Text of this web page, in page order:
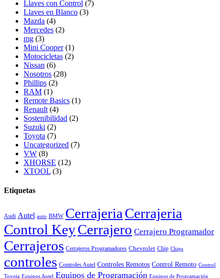
Llaves con Control (7)
Llaves en Blanco (3)
Mazda (4)
Mercedes (2)
mg (3)
Mini Cooper (1)
Motocicletas (2)
Nissan (6)
Nosotros (28)
Phillips (2)
RAM (1)
Remote Basics (1)
Renault (4)
Sostenibilidad (2)
Suzuki (2)
Toyota (7)
Uncategorized (7)
VW (8)
XHORSE (12)
XTOOL (3)
Etiquetas
Audi Autel auto BMW Cerrajeria Cerrajeria
Control KeyCerrajero Cerrajero Programador
Cerrajeros Cerrajeros Programadores Chevrolet Chip Chips
controles Controles Autel Controles Remotos Control Remoto Control
Toyota Equipos Autel Equipos de Programación Equipos de Programación